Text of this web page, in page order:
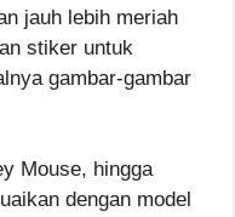
jauh lebih meriah
stiker untuk
gambar-gambar
Mouse, hingga
dengan model